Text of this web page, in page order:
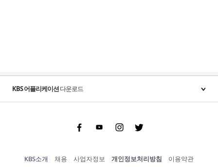
KBS 어플리케이션다운로드
FacebookYoutubeInstgram
KBS소개 채용 사업자정보 개인정보처리방침
이용약관